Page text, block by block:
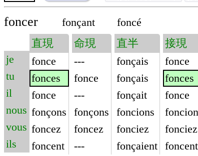
foncer fonçant foncé
je
tu
il
nous
vous
ils
直現
fonce
fonces
fonce
fonçons
foncez
foncent
命現
---
fonce
---
fonçons
foncez
---
直半
fonçais
fonçais
fonçait
foncions
fonciez
fonçaient
接現
fonce
fonces
fonce
fonciez
foncent